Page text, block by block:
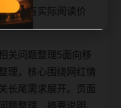
而没有实际阅读价
关问题整理5面向移
理，核心围绕网红情
长尾需求展开。页面
题整理、摘要说明、